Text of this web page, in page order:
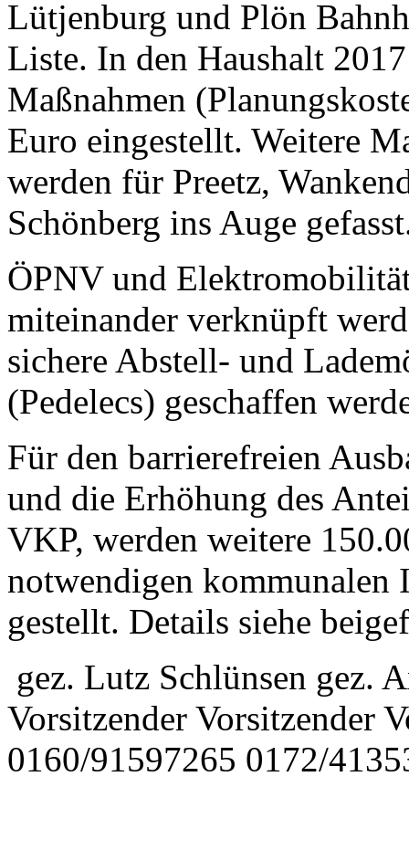
Lütjenburg und Plön
Liste. In den Haushalt
Maßnahmen
Euro eingestellt. Weitere
werden für Preetz,
Schönberg ins Auge
ÖPNV und
miteinander verknüpft
sichere Abstell- und
(Pedelecs) geschaffen
Für den barrierefreien
und die Erhöhung des
VKP, werden weitere
notwendigen kommunalen
gestellt. Details siehe
gez. Lutz Schlünsen gez.
Vorsitzender Vorsitzender
0160/91597265 0172/